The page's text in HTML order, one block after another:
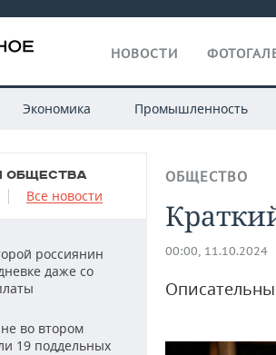
НОВОСТИ
Экономика Промышленность
ОБЩЕСТВА
Все новости
россиянин
даже со
во втором
19 поддельных
ОБЩЕСТВО
00:00, 11.10.2024